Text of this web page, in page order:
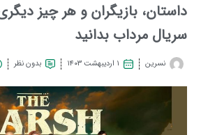
داستان، بازیگران و هر چیز
سریال مرداب بدانید
نسرین ۱ اردیبهشت ۱۴۰۳ بدون نظر